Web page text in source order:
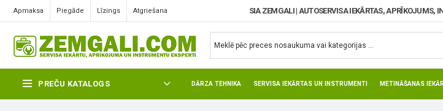
Apmaksa Piegāde Līzings Atgriešana SIA ZEMGALI | AUTOSERVISA IEKĀRTAS, APRĪKOJUMS,
PREČU KATALOGS DĀRZA TEHNIKA SERVISA IEKĀRTAS UN INSTRUMENTI METINĀŠANAS